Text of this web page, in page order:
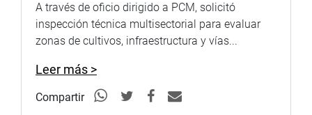
A través de oficio dirigido a PCM, solicitó
inspección técnica multisectorial para evaluar
zonas de cultivos, infraestructura y vías...
Leer más >
Compartir